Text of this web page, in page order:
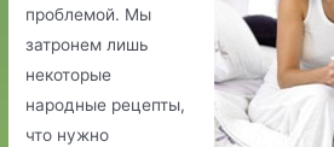
проблемой. Мы
затронем лишь
некоторые
народные рецепты,
что нужно